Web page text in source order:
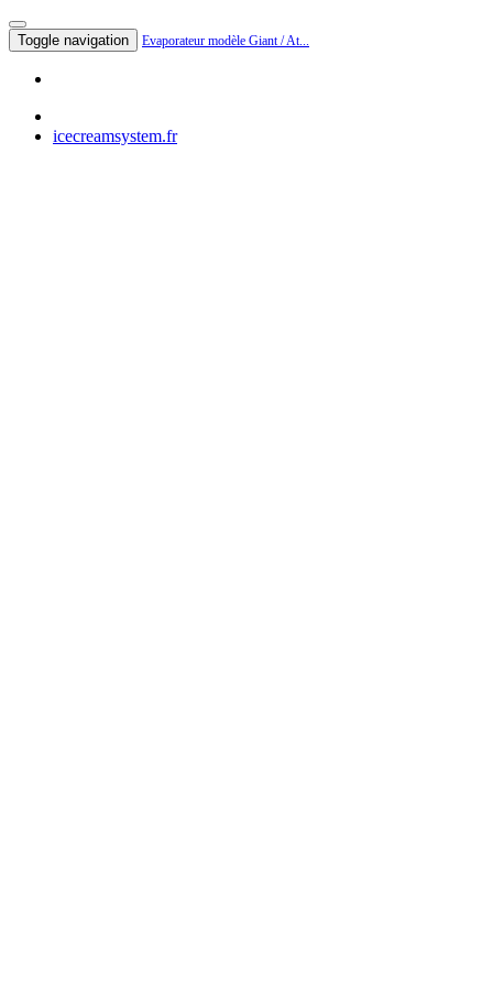
Toggle navigation Evaporateur modèle Giant / At...
icecreamsystem.fr